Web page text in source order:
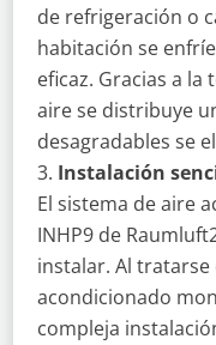
de refrigeración o
habitación se
eficaz. Gracias a la
aire se distribuye
desagradables se
Instalación
El sistema de aire
INHP9 de
instalar. Al
acondicionado
compleja